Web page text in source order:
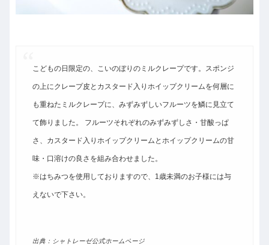
こどもの日限定の、こいのぼりのミルクレープです。スポンジ
の上にクレープ皮とカスタード入りホイップクリームを何層に
も重ねたミルクレープに、みずみずしいフルーツを鱗に見立て
て飾りました。 フルーツそれぞれのみずみずしさ・甘酸っぱ
さ、カスタード入りホイップクリームとホイップクリームの甘
味・口溶けの良さを組み合わせました。
※はちみつを使用しておりますので、1歳未満のお子様には与
えないで下さい。
出典：シャトレーゼ公式ホームページ